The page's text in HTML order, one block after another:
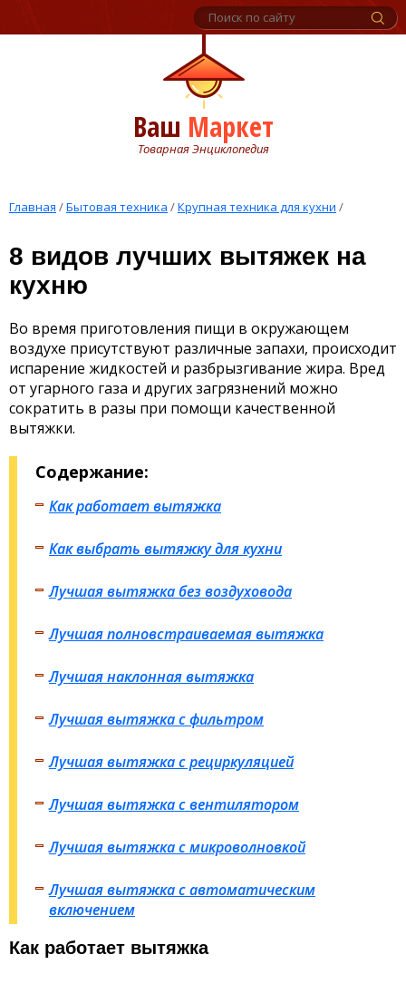
Ваш Маркет
Товарная Энциклопедия
Главная /Бытовая техника /Крупная техника для кухни /
8 видов лучших вытяжек на
кухню
Во время приготовления пищи в окружающем
воздухе присутствуют различные запахи, происходит
испарение жидкостей и разбрызгивание жира. Вред
от угарного газа и других загрязнений можно
сократить в разы при помощи качественной
вытяжки.
Содержание:
Как работает вытяжка
Как выбрать вытяжку для кухни
Лучшая вытяжка без воздуховода
Лучшая полновстраиваемая вытяжка
Лучшая наклонная вытяжка
Лучшая вытяжка с фильтром
Лучшая вытяжка с рециркуляцией
Лучшая вытяжка с вентилятором
Лучшая вытяжка с микроволновкой
Лучшая вытяжка с автоматическим
включением
Как работает вытяжка